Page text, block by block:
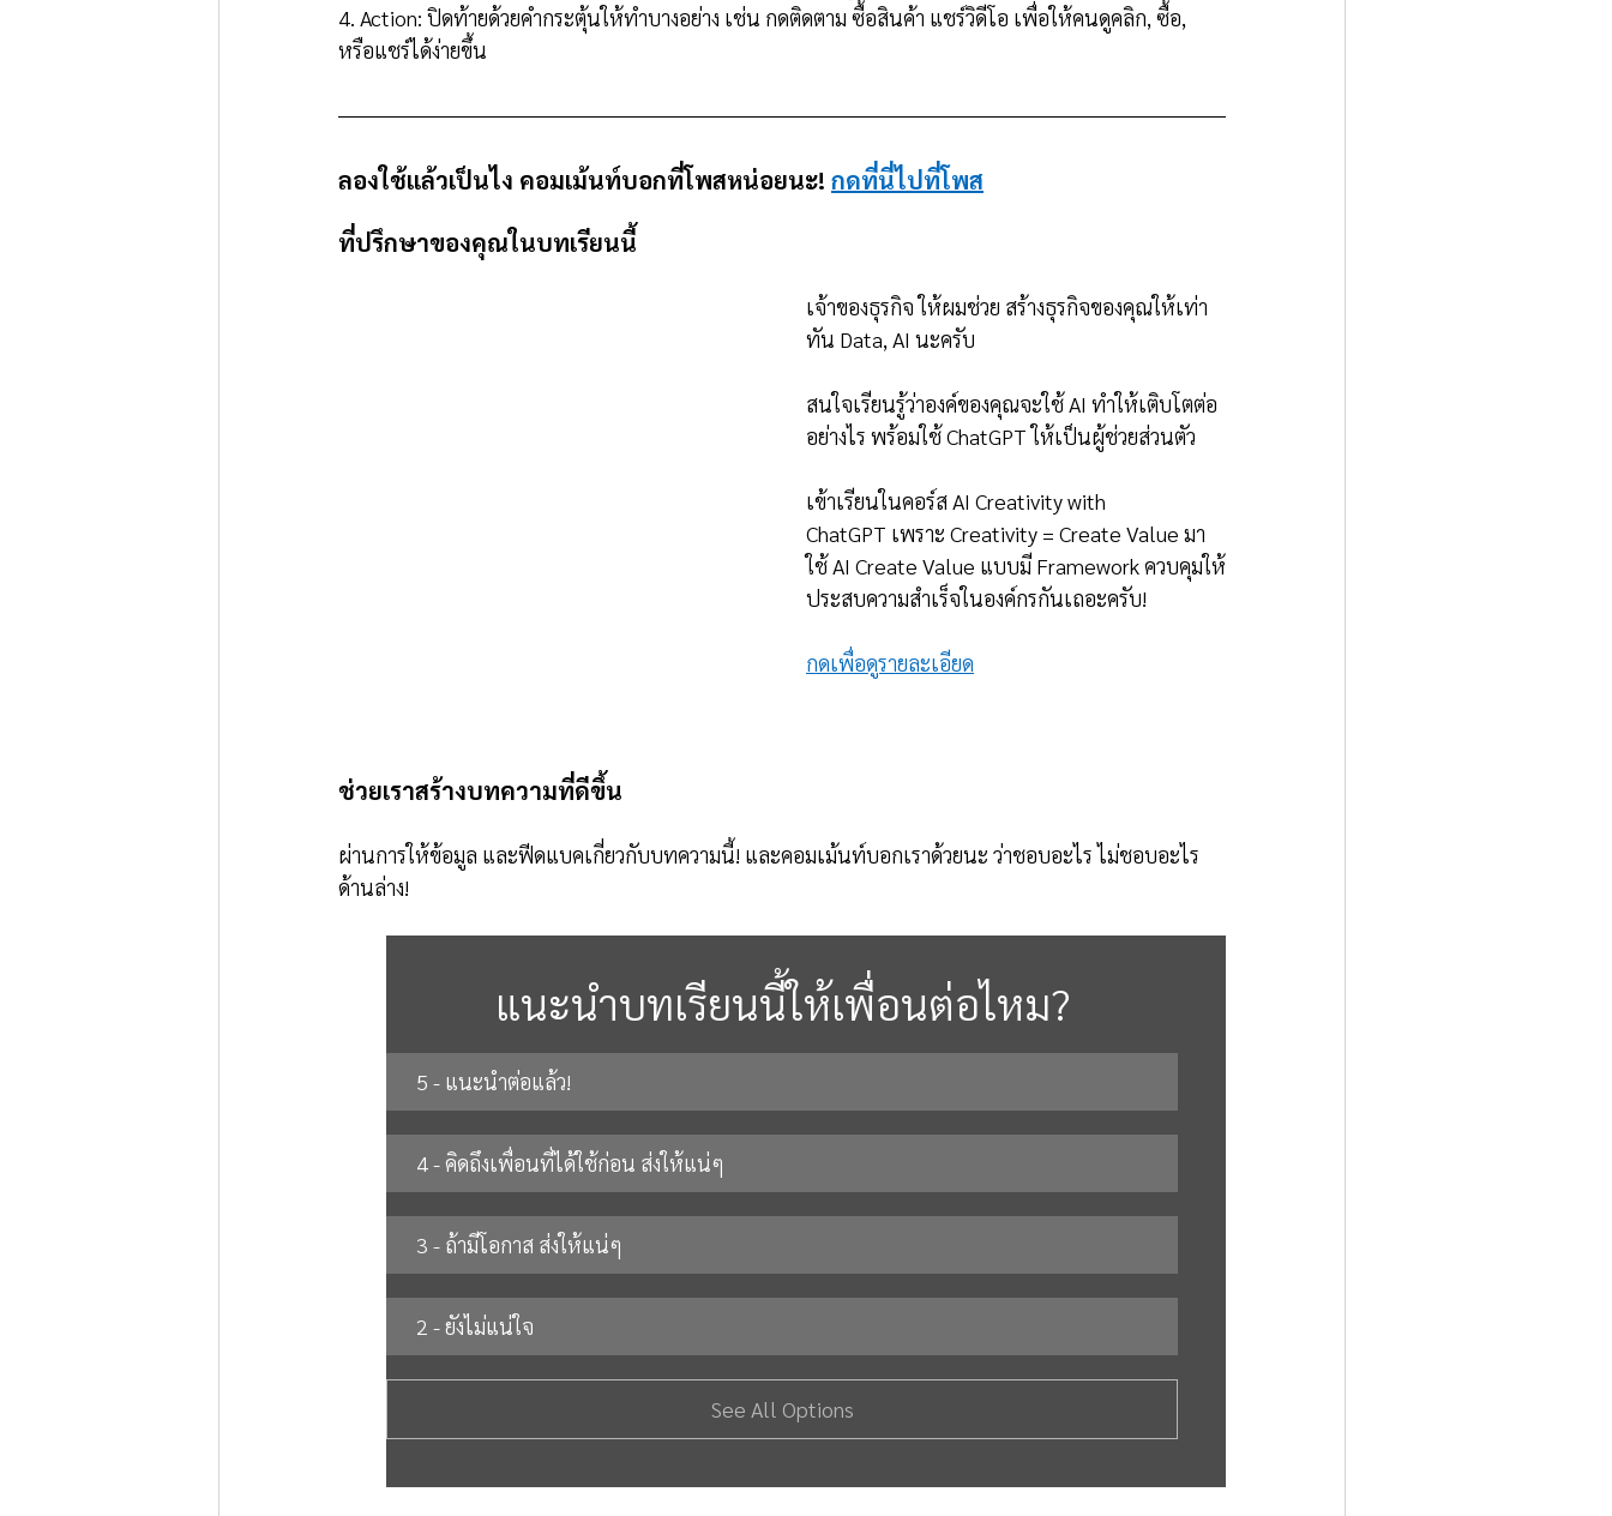
4. Action: ปิดท้ายด้วยคำกระตุ้นให้ทำบางอย่าง เช่น กดติดตาม ซื้อสินค้า แชร์วิดีโอ เพื่อให้คนดูคลิก, ซื้อ,
หรือแชร์ได้ง่ายขึ้น
ลองใช้แล้วเป็นไง คอมเม้นท์บอกที่โพสหน่อยนะ! กดที่นี่ไปที่โพส
ที่ปรึกษาของคุณในบทเรียนนี้
เจ้าของธุรกิจ ให้ผมช่วย สร้างธุรกิจของคุณให้เท่า
ทัน Data, AI นะครับ
สนใจเรียนรู้ว่าองค์ของคุณจะใช้ AI ทำให้เติบโตต่อ
อย่างไร พร้อมใช้ ChatGPT ให้เป็นผู้ช่วยส่วนตัว
เข้าเรียนในคอร์ส AI Creativity with
ChatGPT เพราะ Creativity = Create Value มา
ใช้ AI Create Value แบบมี Framework ควบคุมให้
ประสบความสำเร็จในองค์กรกันเถอะครับ!
กดเพื่อดูรายละเอียด
ช่วยเราสร้างบทความที่ดีขึ้น
ผ่านการให้ข้อมูล และฟีดแบคเกี่ยวกับบทความนี้! และคอมเม้นท์บอกเราด้วยนะ ว่าชอบอะไร ไม่ชอบอะไร
ด้านล่าง!
แนะนำบทเรียนนี้ให้เพื่อนต่อไหม?
5 - แนะนำต่อแล้ว!
4 - คิดถึงเพื่อนที่ได้ใช้ก่อน ส่งให้แน่ๆ
3 - ถ้ามีโอกาส ส่งให้แน่ๆ
2 - ยังไม่แน่ใจ
See All Options